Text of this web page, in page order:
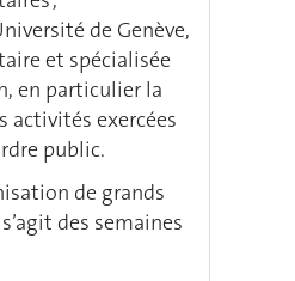
de Genève,
et spécialisée
en particulier la
activités exercées
public.
de grands
des semaines